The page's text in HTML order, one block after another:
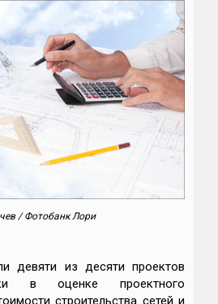
/ Фотобанк Лори
девяти из десяти проектов
в оценке проектного
строительства сетей и